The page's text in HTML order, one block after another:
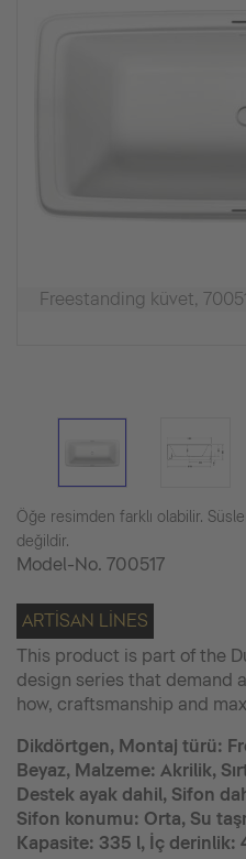
Freestanding küvet,
Öğe resimden farklı olabilir.
değildir.
Model-No. 700517
ARTISAN LINES
This product is part of the
design series that demand
how, craftsmanship and
Dikdörtgen, Montaj türü:
Beyaz, Malzeme: Akrilik,
Destek ayak dahil, Sifon
Sifon konumu: Orta, Su
Kapasite: 335 l, İç derinlik: